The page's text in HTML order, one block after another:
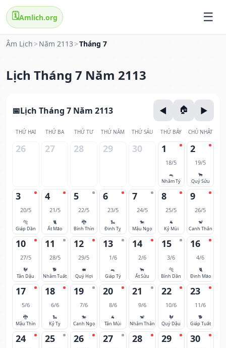
🗓️Amlich.org
Âm Lịch > Năm 2113 >Tháng 7
Lịch Tháng 7 Năm 2113
Lịch Tháng 7 Năm 2113
THỨ HAI THỨ BA THỨ TƯ THỨ NĂM THỨ SÁU THỨ BẢY CHỦ NHẬT
26 27 28 29 30 1
18/5
🐀
Nhâm Tý
2
19/5
🐂
Quý Sửu
3
20/5
🐅
Giáp Dần
4
21/5
🐈
Ất Mão
5
22/5
🐉
Bính Thìn
6
23/5
🐍
Đinh Tỵ
7
24/5
🐎
Mậu Ngọ
8
25/5
🐐
Kỷ Mùi
9
26/5
🐒
Canh Thân
10
27/5
🐓
Tân Dậu
11
28/5
🐕
Nhâm Tuất
12
29/5
🐖
Quý Hợi
13
1/6
🐀
Giáp Tý
14
2/6
🐂
Ất Sửu
15
3/6
🐅
Bính Dần
16
4/6
🐈
Đinh Mão
17
5/6
🐉
Mậu Thìn
18
6/6
🐍
Kỷ Tỵ
19
7/6
🐎
Canh Ngọ
20
8/6
🐐
Tân Mùi
21
9/6
🐒
Nhâm Thân
22
10/6
🐓
Quý Dậu
23
11/6
🐕
Giáp Tuất
24 25 26 27 28 29 30